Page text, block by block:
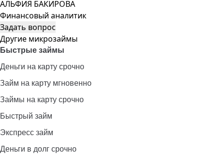
АЛЬФИЯ БАКИРОВА
Финансовый аналитик
Задать вопрос
Другие микрозаймы
Быстрые займы
Деньги на карту срочно
Займ на карту мгновенно
Займы на карту срочно
Быстрый займ
Экспресс займ
Деньги в долг срочно